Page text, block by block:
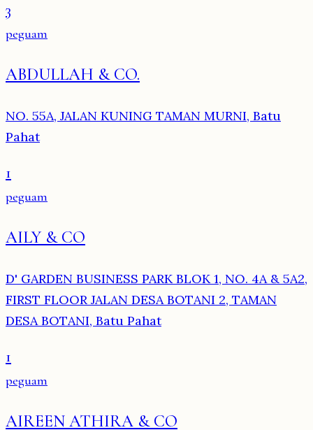
3
peguam
ABDULLAH & CO.
NO. 55A, JALAN KUNING TAMAN MURNI, Batu
Pahat
1
peguam
AILY & CO
D' GARDEN BUSINESS PARK BLOK 1, NO. 4A & 5A2,
FIRST FLOOR JALAN DESA BOTANI 2, TAMAN
DESA BOTANI, Batu Pahat
1
peguam
AIREEN ATHIRA & CO